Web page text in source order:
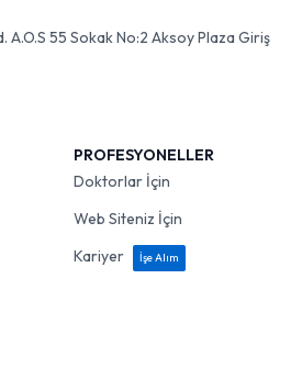
A.O.S 55 Sokak No:2 Aksoy Plaza Giriş
PROFESYONELLER
Doktorlar İçin
Web Siteniz İçin
Kariyer
İşe Alım